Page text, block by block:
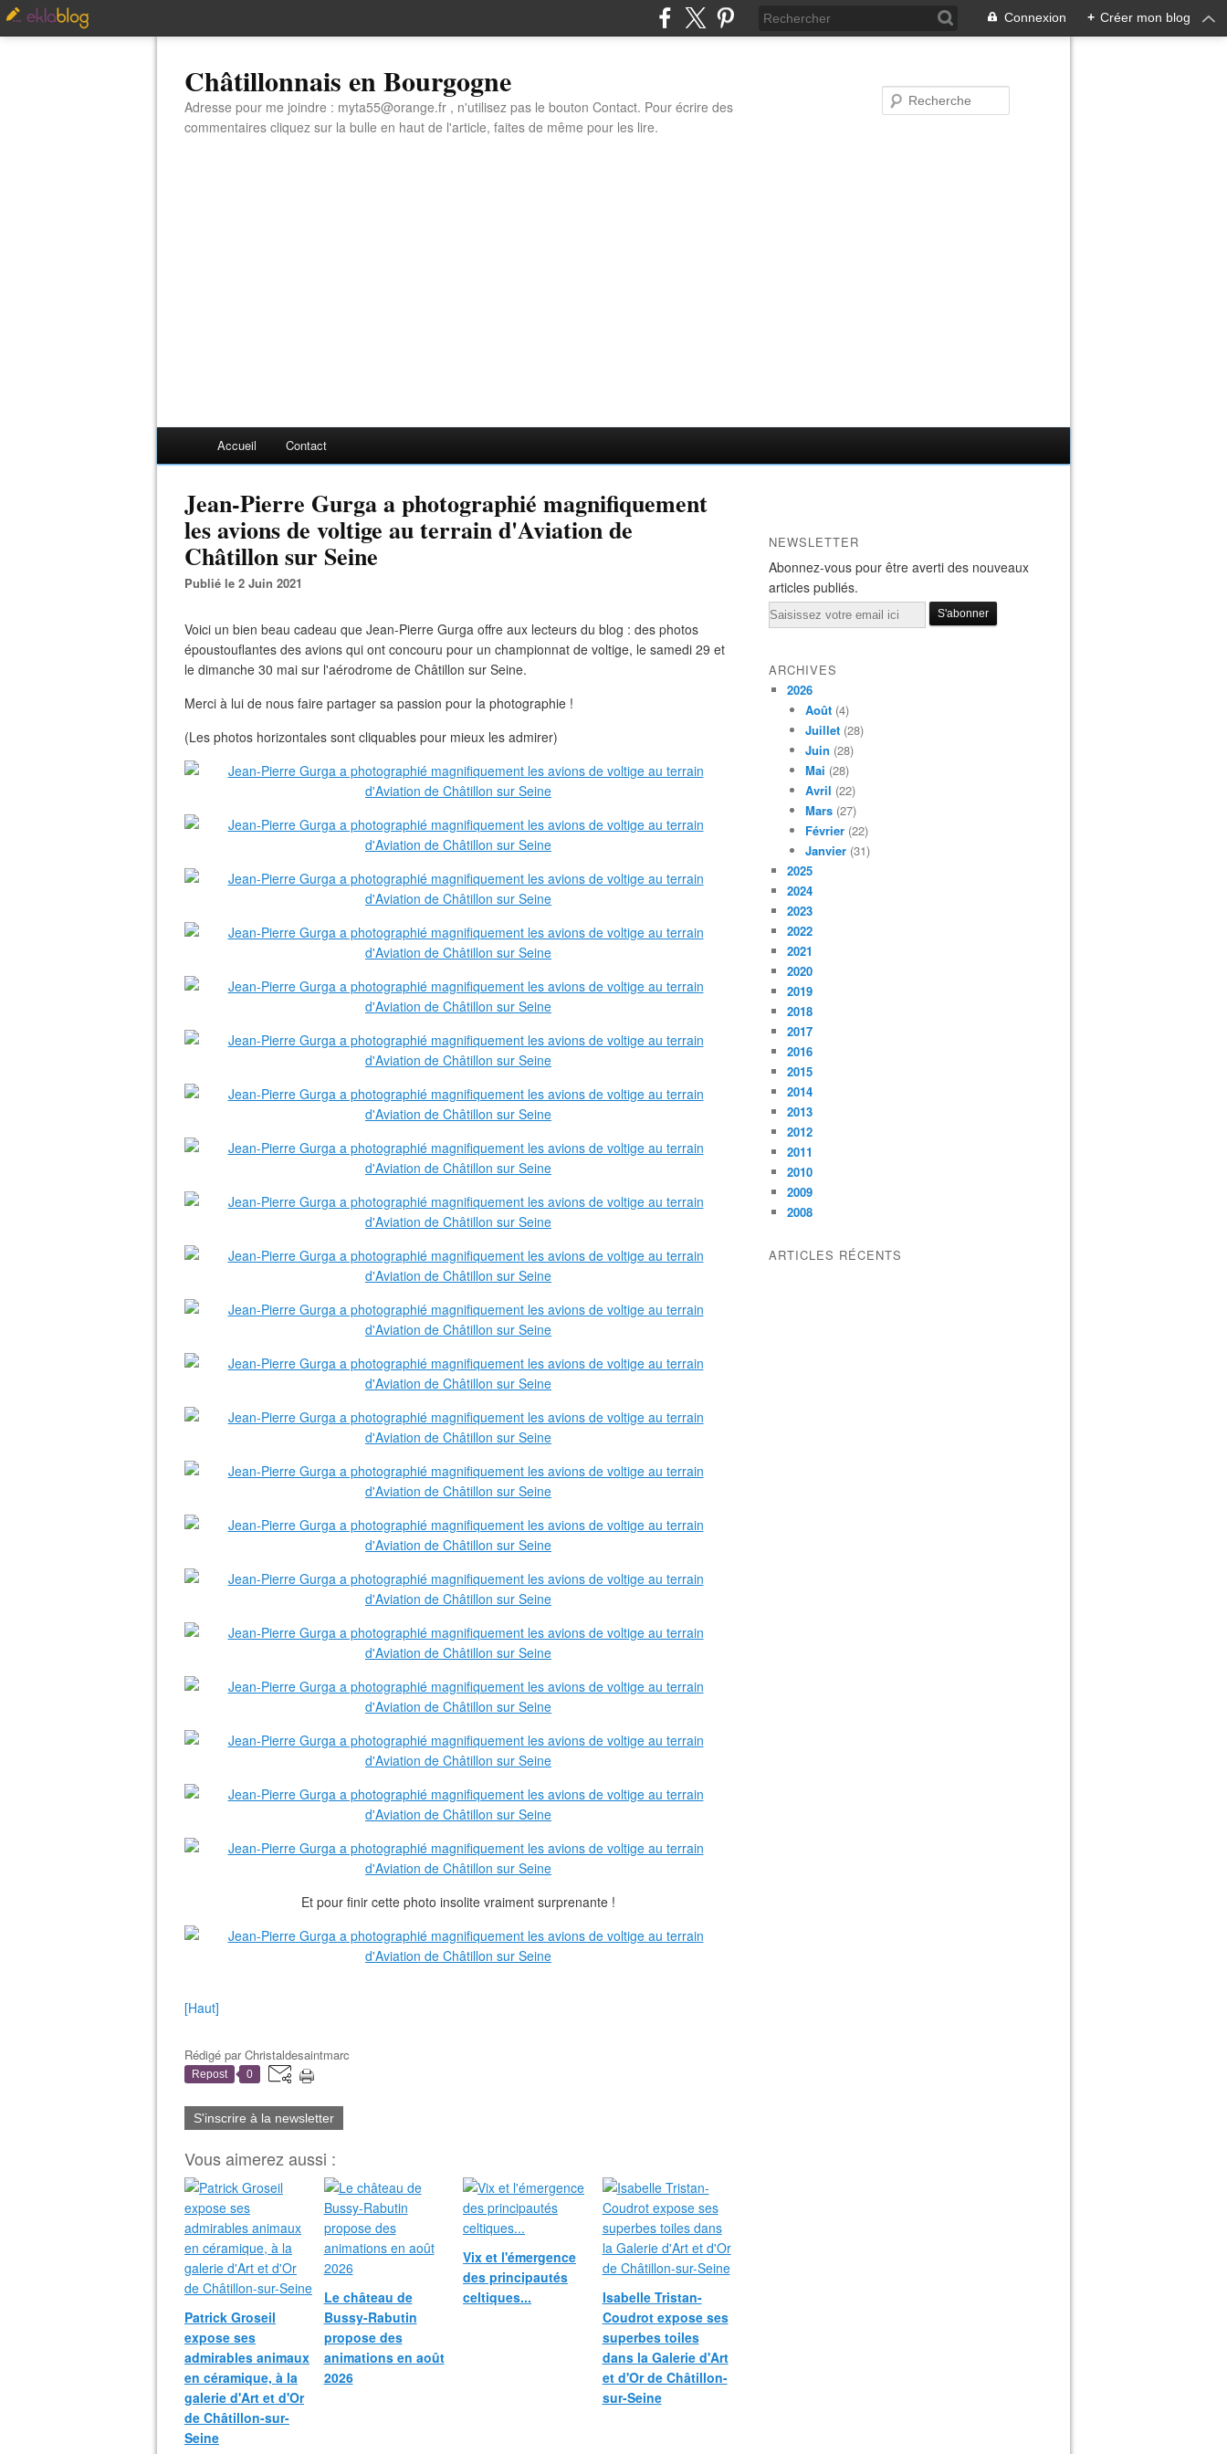
Connexion + Créer mon blog
Châtillonnais en Bourgogne
Adresse pour me joindre : myta55@orange.fr , n'utilisez pas le bouton Contact. Pour écrire des
commentaires cliquez sur la bulle en haut de l'article, faites de même pour les lire.
Accueil Contact
Jean-Pierre Gurga a photographié magnifiquement
les avions de voltige au terrain d'Aviation de
Châtillon sur Seine
Publié le 2 Juin 2021
Voici un bien beau cadeau que Jean-Pierre Gurga offre aux lecteurs du blog : des photos
époustouflantes des avions qui ont concouru pour un championnat de voltige, le samedi 29 et
le dimanche 30 mai sur l'aérodrome de Châtillon sur Seine.
Merci à lui de nous faire partager sa passion pour la photographie !
(Les photos horizontales sont cliquables pour mieux les admirer)
Et pour finir cette photo insolite vraiment surprenante !
[Haut]
Rédigé parChristaldesaintmarc
Repost 0
S'inscrire à la newsletter
Vous aimerez aussi :
Patrick Groseil
expose ses
admirables animaux
en céramique, à la
galerie d'Art et d'Or
de Châtillon-sur-
Seine
Le château de
Bussy-Rabutin
propose des
animations en août
2026
Vix et l'émergence
des principautés
celtiques...
Isabelle Tristan-
Coudrot expose ses
superbes toiles
dans la Galerie d'Art
et d'Or de Châtillon-
sur-Seine
NEWSLETTER
Abonnez-vous pour être averti des nouveaux
articles publiés.
Email
ARCHIVES
2026
Août (4)
Juillet (28)
Juin (28)
Mai (28)
Avril (22)
Mars (27)
Février (22)
Janvier (31)
2025
2024
2023
2022
2021
2020
2019
2018
2017
2016
2015
2014
2013
2012
2011
2010
2009
2008
ARTICLES RÉCENTS